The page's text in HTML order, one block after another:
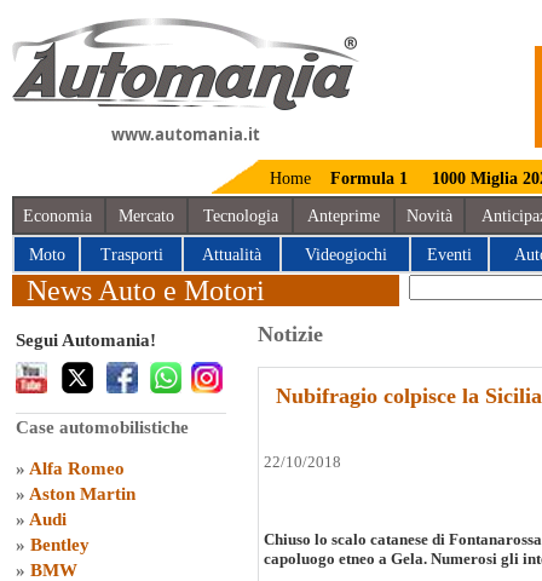
www.automania.it
Home Formula 1 1000 Miglia
Economia Mercato Tecnologia Anteprime Novità
Moto Trasporti Attualità Videogiochi Eventi
News Auto e Motori
Segui Automania!
Case automobilistiche
» Alfa Romeo
» Aston Martin
» Audi
» Bentley
» BMW
Notizie
Nubifragio colpisce la
22/10/2018
Chiuso lo scalo catanese di
capoluogo etneo a Gela. Numerosi gli